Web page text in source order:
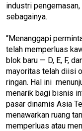
industri
sebagainya.
“Menanggapi
telah memperluas
blok baru — D, E, F,
mayoritas telah diisi
ringan. Hal ini
menarik bagi bisnis
pasar dinamis Asia
menawarkan ruang
memperluas atau